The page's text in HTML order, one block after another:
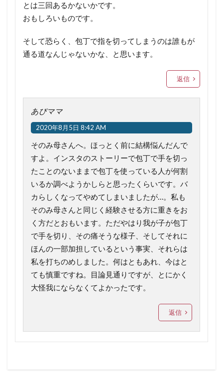
とは三回あるかないかです。
おもしろいものです。
そして恐らく、包丁で指を切ってしまうのは誰もが
通る道なんじゃないかな、と思います。
返信
あぴママ
2020年8月5日 8:42 AM
そのみ母さんへ。ほっとく前に結構悩んだんで
すよ。インスタのストーリーで包丁で手を切っ
たことのないままで包丁を使っている人が何割
いるか調べようかしらと思ったくらいです。バ
カらしくなってやめてしまいましたが…。私も
そのみ母さんと同じく経験させる方に重きをお
く方だとおもいます。ただやはり我が子が包丁
で手を切り、その痛そうな様子、そしてそれに
ほんの一部加担しているという事実、それらは
私を打ちのめしました。何はともあれ、今はと
ても慎重ですね。目論見通りですが、とにかく
大怪我にならなくてよかったです。
返信